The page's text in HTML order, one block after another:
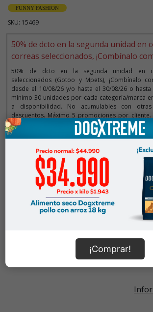
FUNNY FASHION
SKU: 15469
50% de dcto en la segunda unidad en
correas seleccionados, ¡Combínalo
50% de dcto en la segunda unidad en
seleccionados (Gotoo y Mpets), ¡Combínalo
desde el 10/08/26 y/o hasta el 30/08/26 o
mínimo 30 unidades por cada categoría/marca
a disponibilidad. No acumulables con
descuentos. Máximo 5 promociones por
web y tiendas. Imágenes referenciales.
Descripción
$12.990
En Stock
Añadir al carrito
¡Comprar!